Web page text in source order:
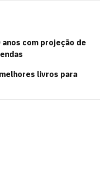
com projeção de
livros para